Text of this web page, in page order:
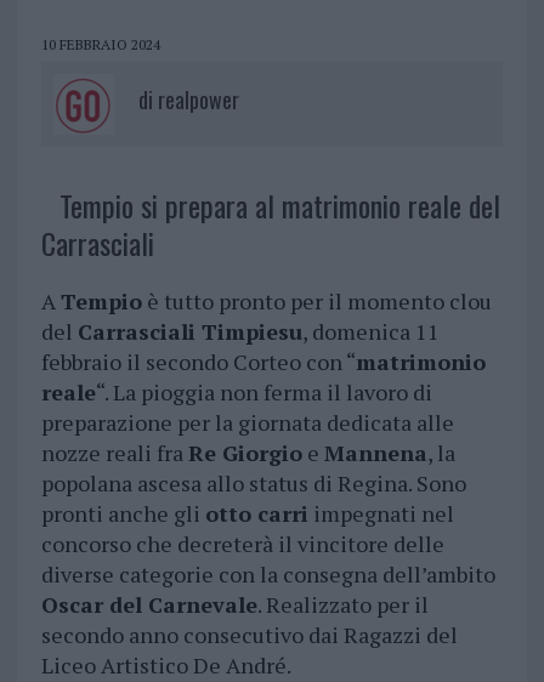
10 FEBBRAIO 2024
di realpower
Tempio si prepara al matrimonio reale del
Carrasciali
ATempioè tutto pronto per il momento clou
del Carrasciali Timpiesu, domenica 11
febbraio il secondo Corteo con “matrimonio
reale“. La pioggia non ferma il lavoro di
preparazione per la giornata dedicata alle
nozze reali fraRe Giorgioe Mannena, la
popolana ascesa allo status di Regina. Sono
pronti anche gli otto carri impegnati nel
concorso che decreterà il vincitore delle
diverse categorie con la consegna dell’ambito
Oscar del Carnevale. Realizzato per il
secondo anno consecutivo dai Ragazzi del
Liceo Artistico De André.